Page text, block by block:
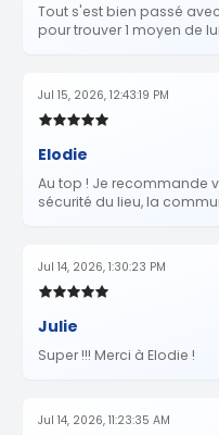
Tout s'est bien passé
pour trouver 1 moyen de
Jul 15, 2026, 12:43:19 PM
Elodie
Au top ! Je recommande
sécurité du lieu, la
Jul 14, 2026, 1:30:23 PM
Julie
Super !!! Merci à Elodie !
Jul 14, 2026, 11:23:35 AM